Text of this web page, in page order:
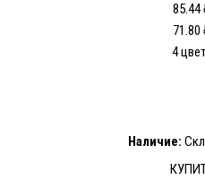
85.44
71.80
4
Наличие: